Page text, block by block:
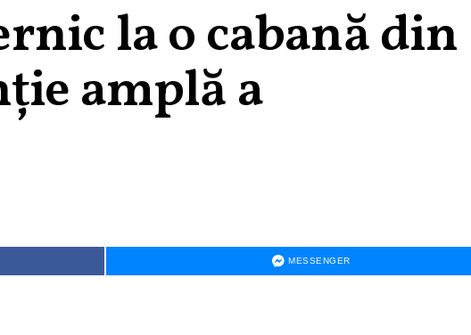
la o cabană din
amplă a
MESSENGER